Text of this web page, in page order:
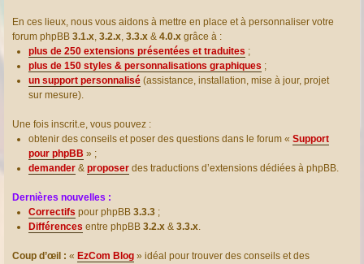
En ces lieux, nous vous aidons à mettre en place et à personnaliser votre
forum phpBB 3.1.x, 3.2.x, 3.3.x & 4.0.x grâce à :
plus de 250 extensions présentées et traduites ;
plus de 150 styles & personnalisations graphiques ;
un support personnalisé (assistance, installation, mise à jour, projet
sur mesure).
Une fois inscrit.e, vous pouvez :
obtenir des conseils et poser des questions dans le forum « Support
pour phpBB » ;
demander & proposer des traductions d’extensions dédiées à phpBB.
Dernières nouvelles :
Correctifs pour phpBB 3.3.3 ;
Différences entre phpBB 3.2.x & 3.3.x.
Coup d’œil : « EzCom Blog » idéal pour trouver des conseils et des